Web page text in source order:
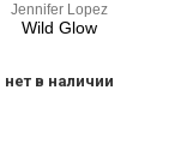
Jennifer Lopez
Wild Glow
нет в наличии